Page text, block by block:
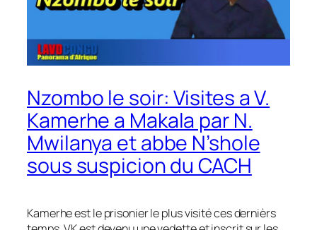
Nzombo le soir: Visites a V.
Kamerhe a Makala par N.
Mwilanya et abbe N’shole
sous suspicion du CACH
Kamerhe est le prisonier le plus visité ces dernièrs